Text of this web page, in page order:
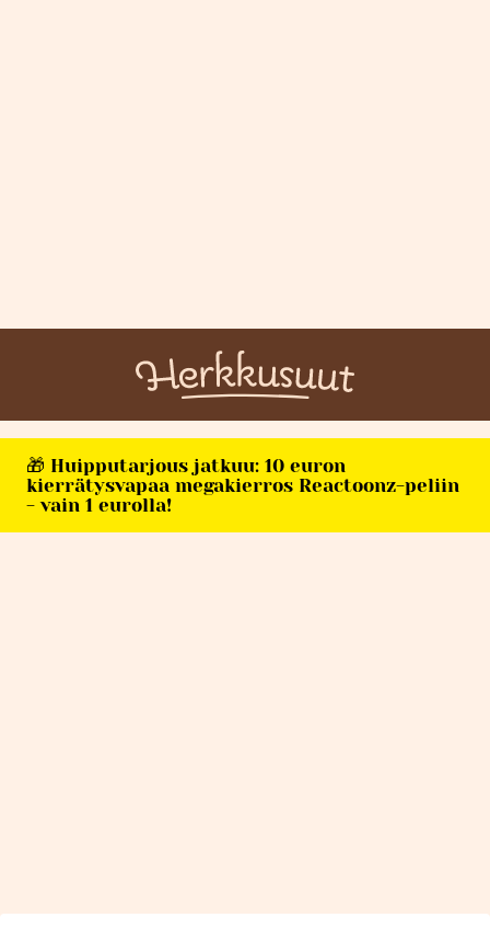
🎁 Huipputarjous jatkuu: 10 euron
kierrätysvapaa megakierros Reactoonz-peliin
- vain 1 eurolla!